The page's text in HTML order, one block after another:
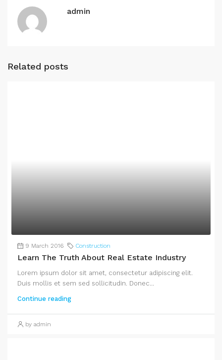
admin
Related posts
9 March 2016 Construction
Learn The Truth About Real Estate Industry
Lorem ipsum dolor sit amet, consectetur adipiscing elit.
Duis mollis et sem sed sollicitudin. Donec...
Continue reading
by admin